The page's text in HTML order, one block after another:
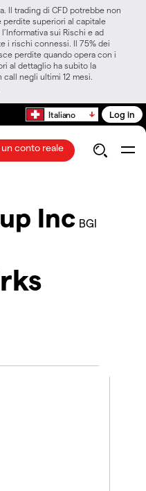
Il trading di CFD potrebbe non
perdite superiori al capitale
sui Rischi e ad
i rischi connessi. Il 75% dei
perdite quando opera con i
al dettaglio ha subito la
negli ultimi 12 mesi.
Italiano Log in
conto reale
Inc BGI